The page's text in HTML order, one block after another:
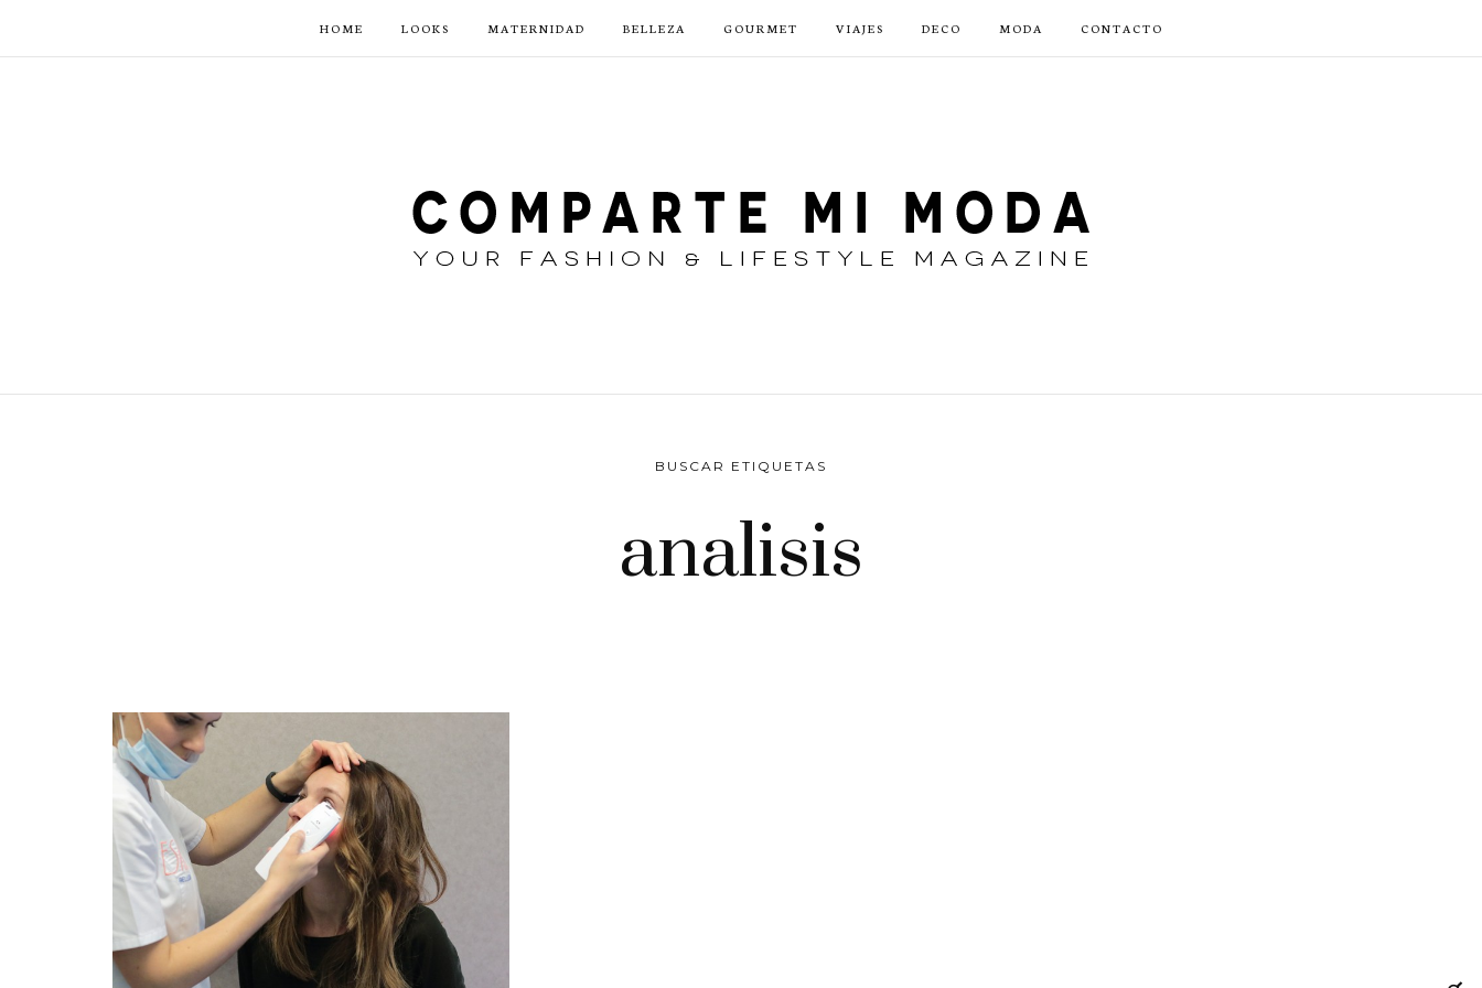
HOME LOOKS MATERNIDAD BELLEZA GOURMET VIAJES DECO MODA CONTACTO
BUSCAR ETIQUETAS
analisis